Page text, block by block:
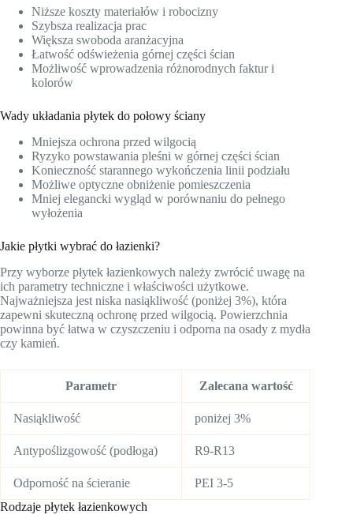
Niższe koszty materiałów i robocizny
Szybsza realizacja prac
Większa swoboda aranżacyjna
Łatwość odświeżenia górnej części ścian
Możliwość wprowadzenia różnorodnych faktur i
kolorów
Wady układania płytek do połowy ściany
Mniejsza ochrona przed wilgocią
Ryzyko powstawania pleśni w górnej części ścian
Konieczność starannego wykończenia linii podziału
Możliwe optyczne obniżenie pomieszczenia
Mniej elegancki wygląd w porównaniu do pełnego
wyłożenia
Jakie płytki wybrać do łazienki?
Przy wyborze płytek łazienkowych należy zwrócić uwagę na
ich parametry techniczne i właściwości użytkowe.
Najważniejsza jest niska nasiąkliwość (poniżej 3%), która
zapewni skuteczną ochronę przed wilgocią. Powierzchnia
powinna być łatwa w czyszczeniu i odporna na osady z mydła
czy kamień.
Parametr Zalecana wartość
Nasiąkliwość poniżej 3%
Antypoślizgowość (podłoga) R9-R13
Odporność na ścieranie
PEI 3-5
Rodzaje płytek łazienkowych